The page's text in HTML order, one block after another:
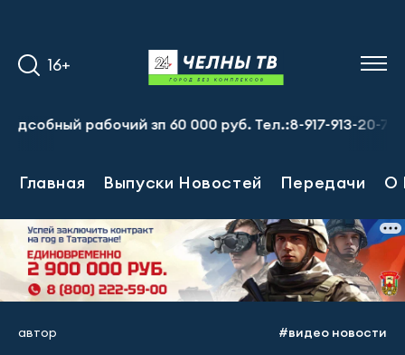
16+
рабочий зп 60 000 руб. Тел.:8-917-913-20-71
Главная Выпуски Новостей Передачи О
автор #видео новости